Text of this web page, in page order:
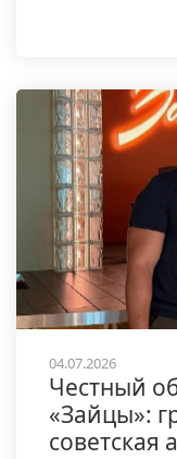
04.07.2026
Честный
«Зайцы»:
советская